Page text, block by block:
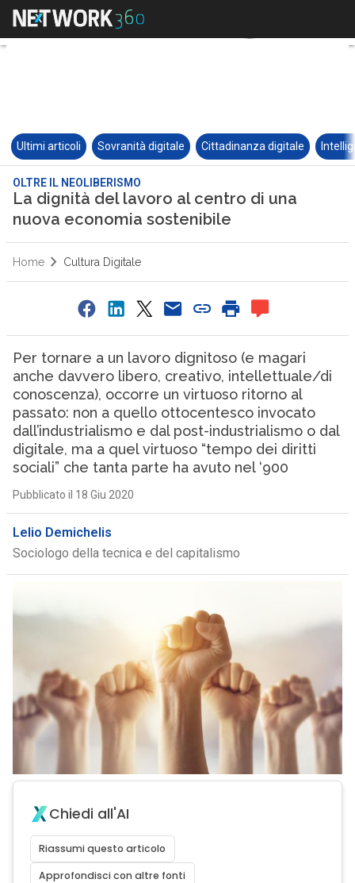
Ultimi articoli Sovranità digitale Cittadinanza digitale
OLTRE IL NEOLIBERISMO
La dignità del lavoro al centro di una
nuova economia sostenibile
Home Cultura Digitale
Per tornare a un lavoro dignitoso (e magari
anche davvero libero, creativo, intellettuale/di
conoscenza), occorre un virtuoso ritorno al
passato: non a quello ottocentesco invocato
dall’industrialismo e dal post-industrialismo o dal
digitale, ma a quel virtuoso “tempo dei diritti
sociali” che tanta parte ha avuto nel ‘900
Pubblicato il 18 Giu 2020
Lelio Demichelis
Sociologo della tecnica e del capitalismo
Chiedi all'AI
Riassumi questo articolo
Approfondisci con altre fonti